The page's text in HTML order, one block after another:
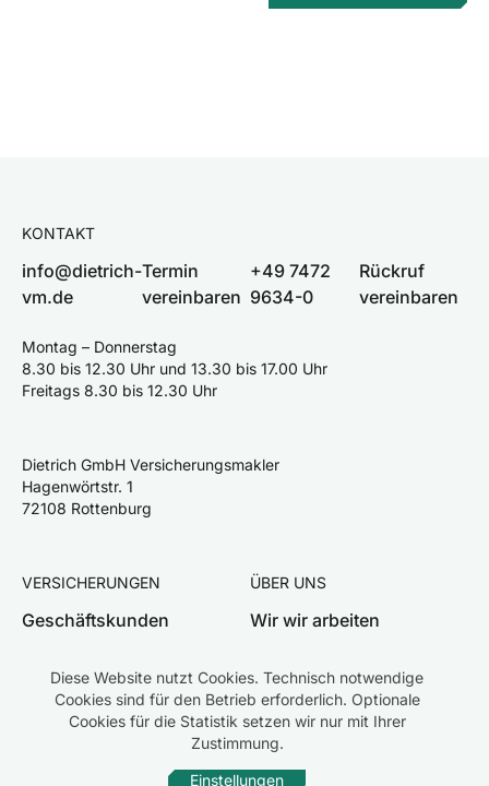
KONTAKT
info@dietrich-
vm.de
Termin
vereinbaren
+49 7472
9634-0
Rückruf
vereinbaren
Montag – Donnerstag
8.30 bis 12.30 Uhr und 13.30 bis 17.00 Uhr
Freitags 8.30 bis 12.30 Uhr
Dietrich GmbH Versicherungsmakler
Hagenwörtstr. 1
72108 Rottenburg
VERSICHERUNGEN
Geschäftskunden
Schaden melden
ÜBER UNS
Wir wir arbeiten
Karriere
Diese Website nutzt Cookies. Technisch notwendige
Cookies sind für den Betrieb erforderlich. Optionale
Cookies für die Statistik setzen wir nur mit Ihrer
Zustimmung.
Einstellungen